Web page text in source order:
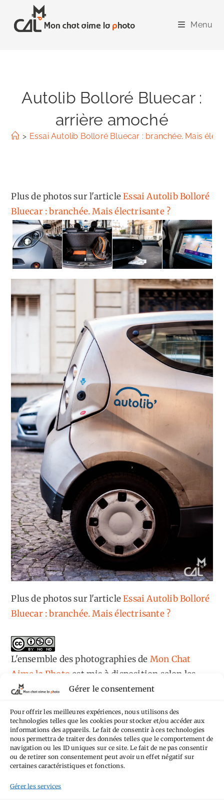
Gérer le consentement
Pour offrir les meilleures expériences, nous utilisons des
technologies telles que les cookies pour stocker et/ou accéder aux
informations des appareils. Le fait de consentir à ces technologies
nous permettra de traiter des données telles que le comportement de
navigation ou les ID uniques sur ce site. Le fait de ne pas consentir
ou de retirer son consentement peut avoir un effet négatif sur
certaines caractéristiques et fonctions.
Gérer les services
content
Menu
Autolib Bolloré Bluecar :
arrière amoché
> Essai Autolib Bolloré Bluecar : branchée. Mais
Plus de photos sur l'articleEssai Autolib Bolloré
Bluecar : branchée. Mais électrisante ?
Plus de photos sur l'articleEssai Autolib Bolloré
Bluecar : branchée. Mais électrisante ?
L'ensemble des photographiesde Mon Chat
Aime la Photo est mis à disposition selon les
termes de la
licence Creative Commons
Pas de Modification 4.0 International.
Fondé(e) sur une œuvre dehttps://mcalp.fr.